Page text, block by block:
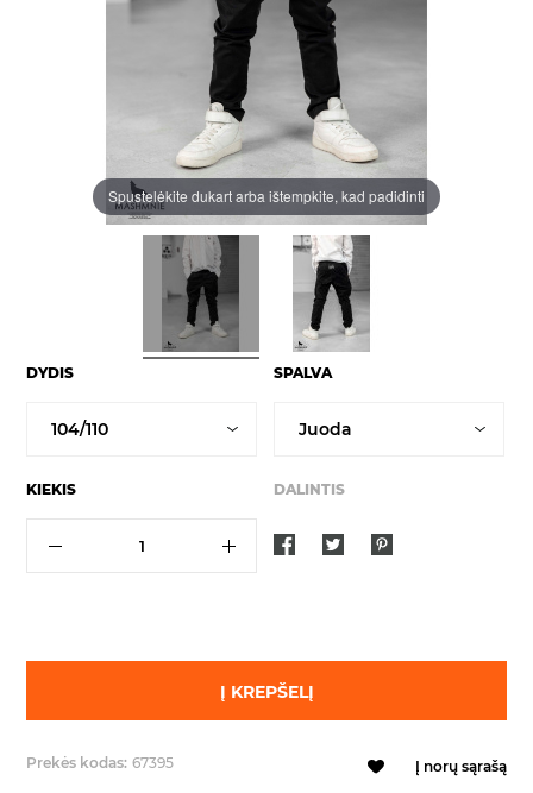
Spustelėkite dukart arba ištempkite, kad padidinti
DYDIS SPALVA
KIEKIS DALINTIS
Į KREPŠELĮ
Prekės kodas: 67395 Į norų sąrašą